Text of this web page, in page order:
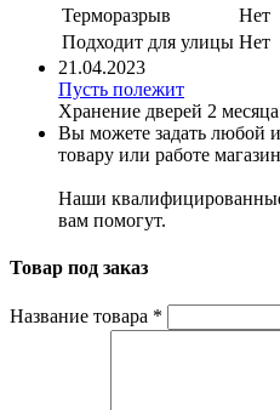
Терморазрыв
Нет
Подходит для улицы Нет
21.04.2023
Пусть полежит
Хранение дверей 2
Вы можете задать любой
товару или работе
Наши
вам помогут.
Товар под заказ
Название товара *